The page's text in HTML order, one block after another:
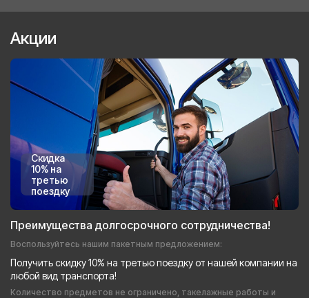
Акции
Скидка
10% на
третью
поездку
Преимущества долгосрочного сотрудничества!
Воспользуйтесь нашим пакетным предложением:
Получить скидку 10% на третью поездку от нашей компании на
любой вид транспорта!
Количество предметов не ограничено, такелажные работы и